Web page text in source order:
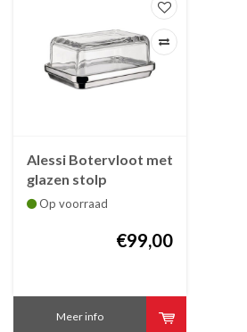
Alessi Botervloot met
glazen stolp
Op voorraad
€99,00
Meer info